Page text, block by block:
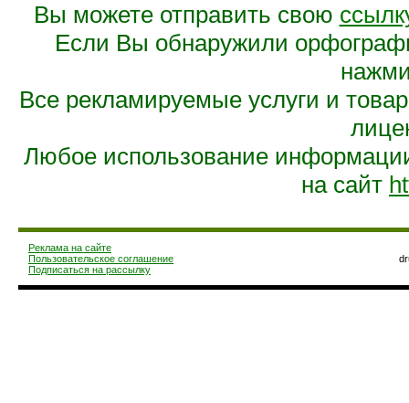
Вы можете отправить свою
Если Вы обнаружили
Все рекламируемые услуги и
Любое использование
на сайт
Реклама на сайте
Пользовательское соглашение
Подписаться на рассылку